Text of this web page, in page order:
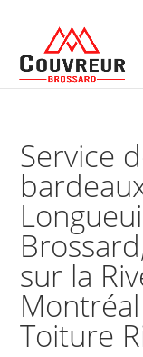
Service
sur la
Toiture